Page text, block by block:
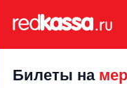
Билеты на